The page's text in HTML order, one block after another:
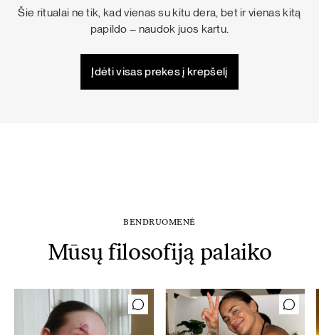
Šie ritualai ne tik, kad vienas su kitu dera, bet ir vienas kitą
papildo – naudok juos kartu.
Įdėti visas prekes į krepšelį
BENDRUOMENĖ
Mūsų filosofiją palaiko